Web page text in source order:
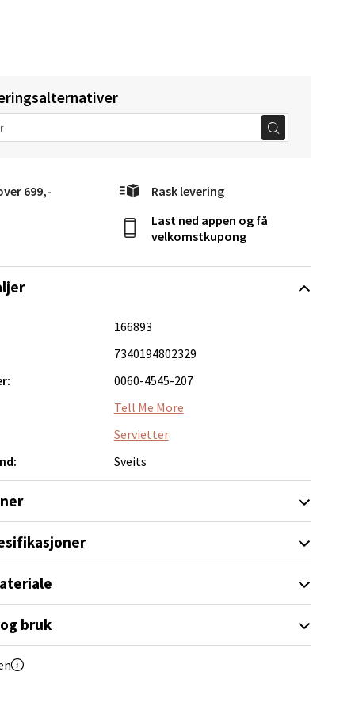
699,- Rask levering
Last ned appen og få
velkomstkupong
166893
7340194802329
0060-4545-207
Tell Me More
Servietter
Sveits
bruk